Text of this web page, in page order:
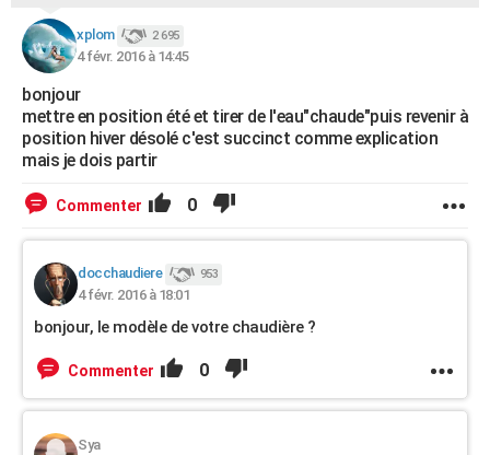
Bricolage
Lifestyle
Culture
Sport
Auto
Television
Voyage
Cinema
xplom 2 695
4 févr. 2016 à 14:45
bonjour
mettre en position été et tirer de l'eau"chaude"puis revenir à
position hiver désolé c'est succinct comme explication
mais je dois partir
Commenter 0
docchaudiere 953
4 févr. 2016 à 18:01
bonjour, le modèle de votre chaudière ?
Commenter 0
Sya